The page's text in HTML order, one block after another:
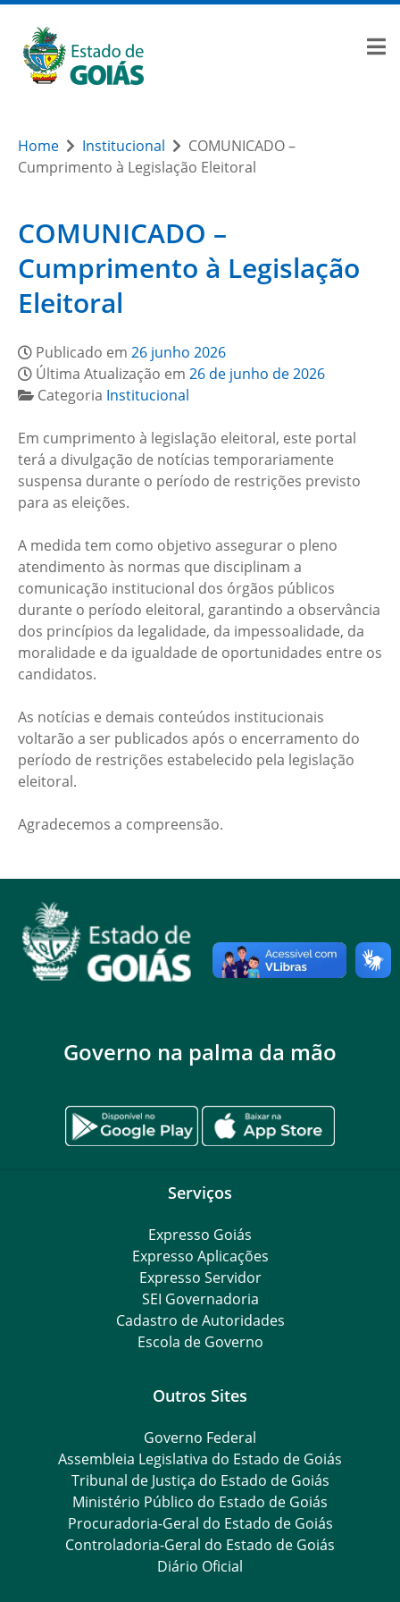
Home Institucional
COMUNICADO –
Cumprimento à Legislação Eleitoral
COMUNICADO –
Cumprimento à Legislação
Eleitoral
Publicado em 26 junho 2026
Última Atualização em 26 de junho de 2026
Categoria Institucional
Em cumprimento à legislação eleitoral, este portal
terá a divulgação de notícias temporariamente
suspensa durante o período de restrições previsto
para as eleições.
A medida tem como objetivo assegurar o pleno
atendimento às normas que disciplinam a
comunicação institucional dos órgãos públicos
durante o período eleitoral, garantindo a observância
dos princípios da legalidade, da impessoalidade, da
moralidade e da igualdade de oportunidades entre os
candidatos.
As notícias e demais conteúdos institucionais
voltarão a ser publicados após o encerramento do
período de restrições estabelecido pela legislação
eleitoral.
Agradecemos a compreensão.
Governo na palma da mão
Serviços
Expresso Goiás
Expresso Aplicações
Expresso Servidor
SEI Governadoria
Cadastro de Autoridades
Escola de Governo
Outros Sites
Governo Federal
Assembleia Legislativa do Estado de Goiás
Tribunal de Justiça do Estado de Goiás
Ministério Público do Estado de Goiás
Procuradoria-Geral do Estado de Goiás
Controladoria-Geral do Estado de Goiás
Diário Oficial